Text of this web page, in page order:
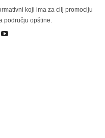
koji ima za cilj promociju
području opštine.